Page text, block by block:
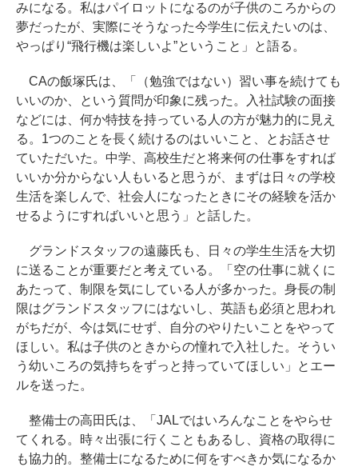
みになる。私はパイロットになるのが子供のころからの
夢だったが、実際にそうなった今学生に伝えたいのは、
やっぱり“飛行機は楽しいよ”ということ」と語る。
CAの飯塚氏は、「（勉強ではない）習い事を続けても
いいのか、という質問が印象に残った。入社試験の面接
などには、何か特技を持っている人の方が魅力的に見え
る。1つのことを長く続けるのはいいこと、とお話させ
ていただいた。中学、高校生だと将来何の仕事をすれば
いいか分からない人もいると思うが、まずは日々の学校
生活を楽しんで、社会人になったときにその経験を活か
せるようにすればいいと思う」と話した。
グランドスタッフの遠藤氏も、日々の学生生活を大切
に送ることが重要だと考えている。「空の仕事に就くに
あたって、制限を気にしている人が多かった。身長の制
限はグランドスタッフにはないし、英語も必須と思われ
がちだが、今は気にせず、自分のやりたいことをやって
ほしい。私は子供のときからの憧れで入社した。そうい
う幼いころの気持ちをずっと持っていてほしい」とエー
ルを送った。
整備士の高田氏は、「JALではいろんなことをやらせ
てくれる。時々出張に行くこともあるし、資格の取得に
も協力的。整備士になるために何をすべきか気になるか